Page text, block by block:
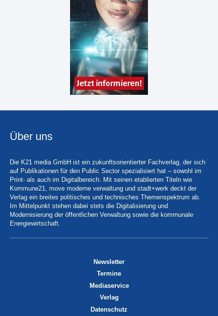
Über uns
Die K21 media GmbH ist ein zukunftsorientierter Fachverlag, der sich
auf Publikationen für den Public Sector spezialisiert hat – sowohl im
Print- als auch im Digitalbereich. Mit seinen etablierten Titeln wie
Kommune21, move moderne verwaltung und stadt+werk deckt der
Verlag ein breites politisches und technisches Themenspektrum ab.
Im Mittelpunkt stehen dabei stets die Digitalisierung und
Modernisierung der öffentlichen Verwaltung sowie die kommunale
Energiewirtschaft.
Newsletter
Termine
Mediaservice
Verlag
Datenschutz